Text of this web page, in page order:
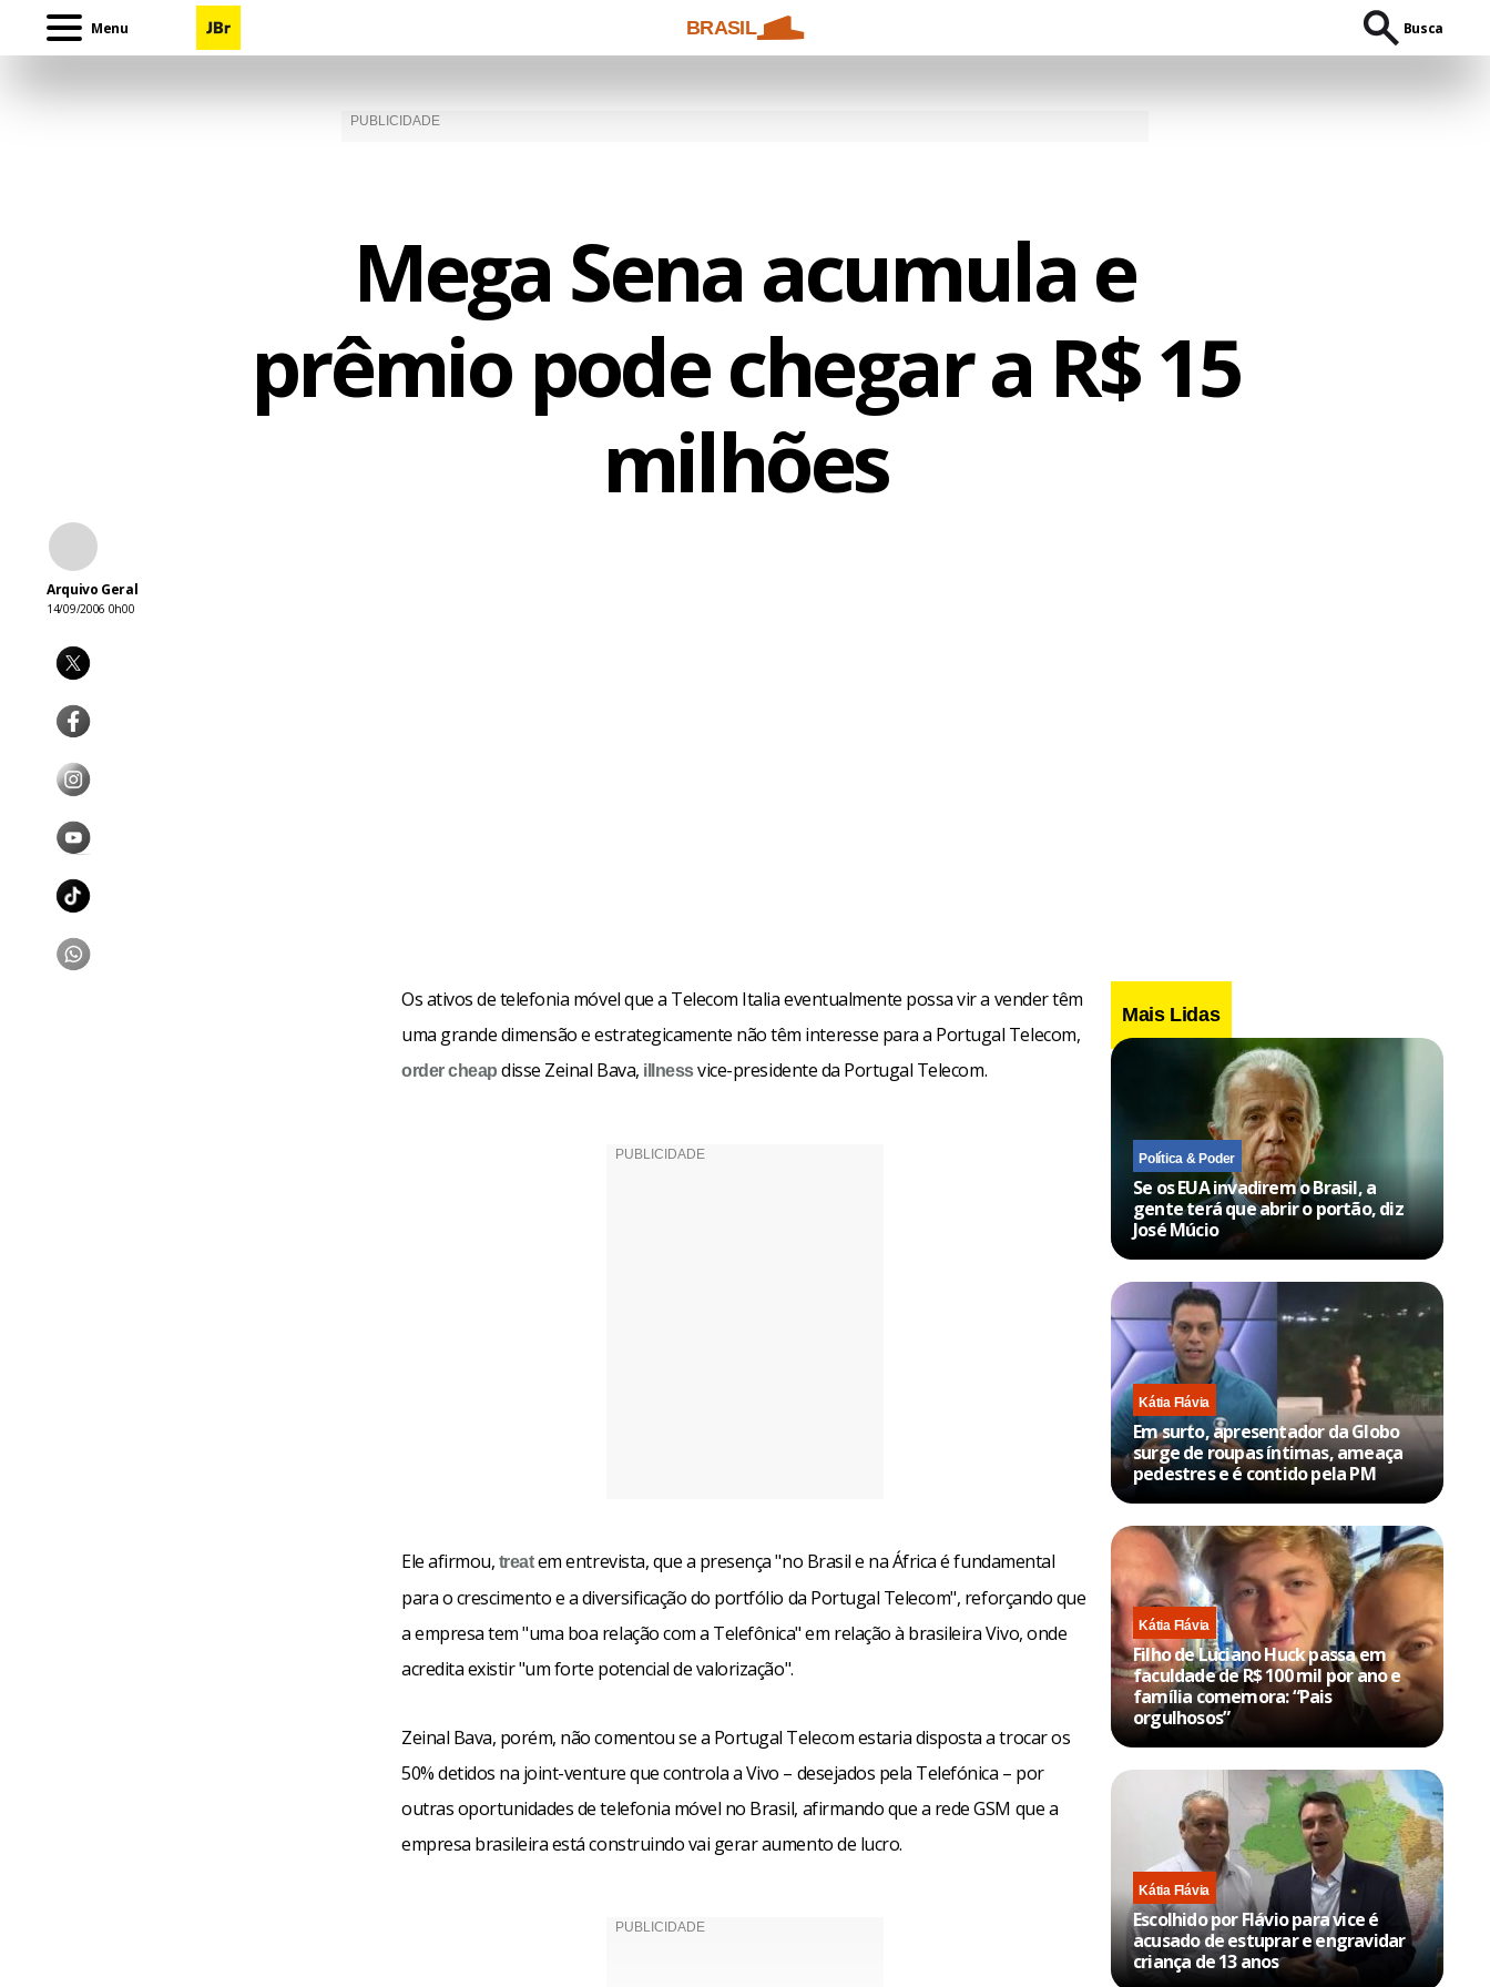
Menu BRASIL Busca
Mega Sena acumula e
prêmio pode chegar a R$ 15
milhões
Arquivo Geral
14/09/2006 0h00
Os ativos de telefonia móvel que a Telecom Italia eventualmente possa vir a vender têm
uma grande dimensão e estrategicamente não têm interesse para a Portugal Telecom,
order cheap disse Zeinal Bava, illnessvice-presidente da Portugal Telecom.
Ele afirmou, treatem entrevista, que a presença "no Brasil e na África é fundamental
para o crescimento e a diversificação do portfólio da Portugal Telecom", reforçando que
a empresa tem "uma boa relação com a Telefônica" em relação à brasileira Vivo, onde
acredita existir "um forte potencial de valorização".
Zeinal Bava, porém, não comentou se a Portugal Telecom estaria disposta a trocar os
50% detidos na joint-venture que controla a Vivo – desejados pela Telefónica – por
outras oportunidades de telefonia móvel no Brasil, afirmando que a rede GSM que a
empresa brasileira está construindo vai gerar aumento de lucro.
Mais Lidas
Política & Poder
Se os EUA invadirem o Brasil, a
gente terá que abrir o portão, diz
José Múcio
Kátia Flávia
Em surto, apresentador da Globo
surge de roupas íntimas, ameaça
pedestres e é contido pela PM
Kátia Flávia
Filho de Luciano Huck passa em
faculdade de R$ 100 mil por ano e
família comemora: “Pais
orgulhosos”
Kátia Flávia
Escolhido por Flávio para vice é
acusado de estuprar e engravidar
criança de 13 anos